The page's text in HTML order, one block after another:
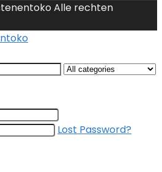
Alle rechten
Lost Password?